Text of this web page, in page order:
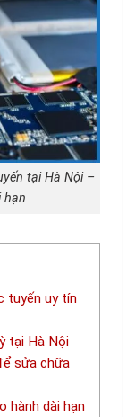
tại Hà Nội –
hạn
tuyến uy tín
tại Hà Nội
sửa chữa
hành dài hạn